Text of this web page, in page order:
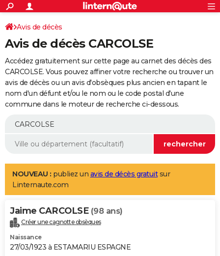
ACTUALITÉS
Politique
Société
Faits Divers
Education
Monde
Villes
+
SPORT
Coupe du monde 2026
Football
Tennis
Cyclisme
Rugby
Forum
Programme TV
TNT
Streaming
Cinéma
Sorties cinéma
Musique
+
FINANCE
Retraite
Epargne
Immobilier
Risques naturels par ville
Banque
Assurance
AUTO
Essais
Réserver un essai
Citadines
Berlines
SUV
Forum auto
+
Mobiles
Meilleur smartphone
Internet
Ordinateurs
Jeux vidéo
Guide high-tech
Aménagement intérieur
LIFESTYLE
Art de vivre
Bien-être
Loisirs
Mode
Modes de vie
Alimentation
Guide de la santé
Maladies
Médicaments
Sommeil
VOYAGE
Destinations
City break
Voyage nature
Voyage de noces
Forum
Climat
+PHOTO
GUIDES D'ACHAT
Avis de décès
Avis de décès CARCOLSE
Accédez gratuitement sur cette page au carnet des décès des
CARCOLSE. Vous pouvez affiner votre recherche ou trouver un
avis de décès ou un avis d'obsèques plus ancien en tapant le
nom d'un défunt et/ou le nom ou le code postal d'une
commune dans le moteur de recherche ci-dessous.
NOUVEAU : publiez un avis de décès gratuitsur
Linternaute.com
Jaime CARCOLSE (98 ans)
Créer une cagnotte obsèques
Naissance
27/03/1923 à ESTAMARIU ESPAGNE